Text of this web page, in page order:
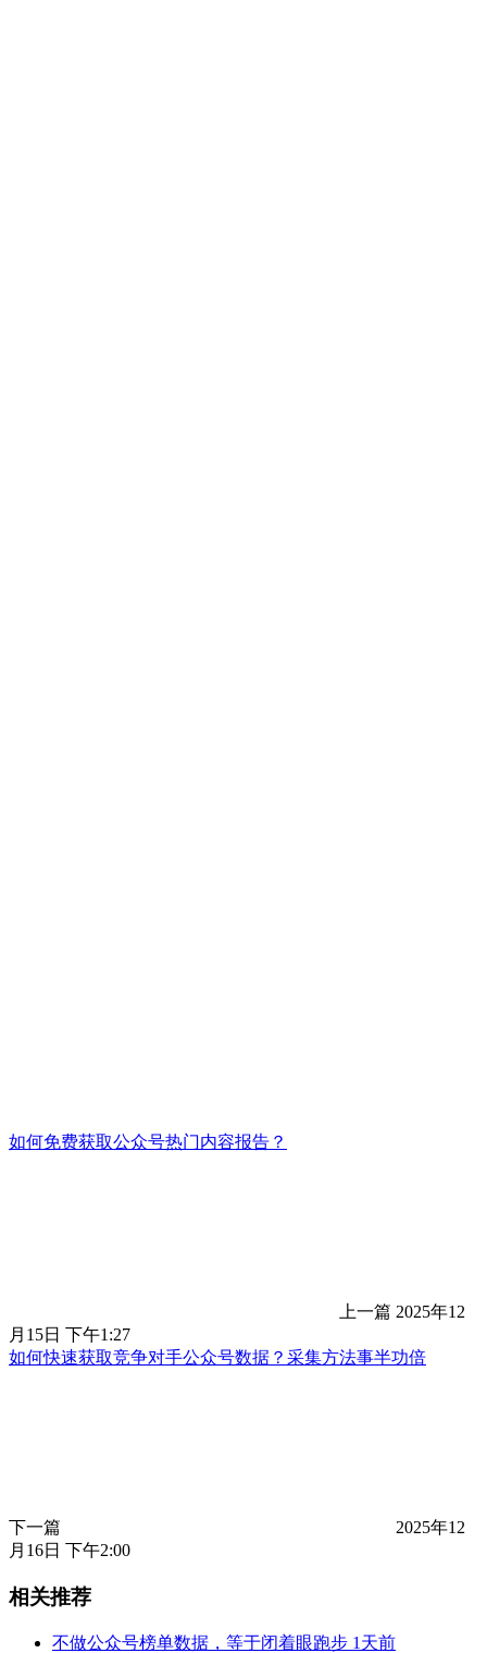
如何免费获取公众号热门内容报告？
上一篇 2025年12
月15日 下午1:27
如何快速获取竞争对手公众号数据？采集方法事半功倍
下一篇
2025年12
月16日 下午2:00
相关推荐
不做公众号榜单数据，等于闭着眼跑步 1天前